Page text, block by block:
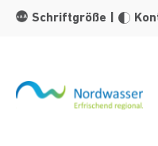
Zum Hauptinhalt springen
Schriftgröße